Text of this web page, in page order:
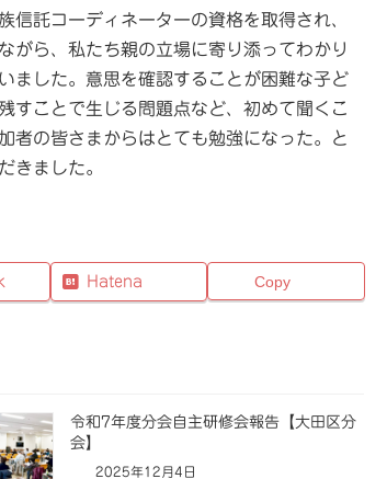
信託コーディネーターの資格を取得され、
がら、私たち親の立場に寄り添ってわかり
ました。意思を確認することが困難な子ど
すことで生じる問題点など、初めて聞くこ
者の皆さまからはとても勉強になった。と
きました。
Hatena Copy
令和7年度分会自主研修会報告【大田区分
会】
2025年12月4日